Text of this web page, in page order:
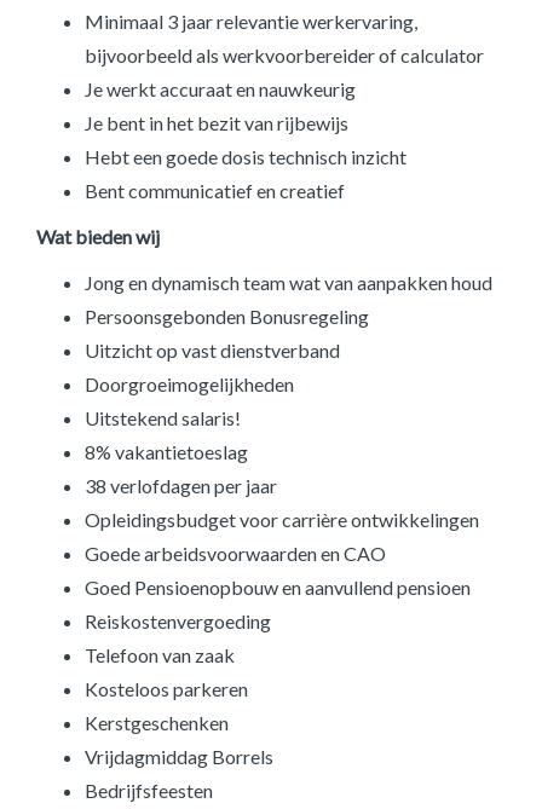
Minimaal 3 jaar relevantie werkervaring,
bijvoorbeeld als werkvoorbereider of calculator
Je werkt accuraat en nauwkeurig
Je bent in het bezit van rijbewijs
Hebt een goede dosis technisch inzicht
Bent communicatief en creatief
Wat bieden wij
Jong en dynamisch team wat van aanpakken houd
Persoonsgebonden Bonusregeling
Uitzicht op vast dienstverband
Doorgroeimogelijkheden
Uitstekend salaris!
8% vakantietoeslag
38 verlofdagen per jaar
Opleidingsbudget voor carrière ontwikkelingen
Goede arbeidsvoorwaarden en CAO
Goed Pensioenopbouw en aanvullend pensioen
Reiskostenvergoeding
Telefoon van zaak
Kosteloos parkeren
Kerstgeschenken
Vrijdagmiddag Borrels
Bedrijfsfeesten